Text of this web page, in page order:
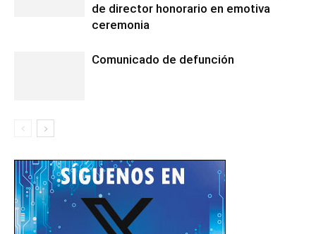
de director honorario en emotiva
ceremonia
Comunicado de defunción